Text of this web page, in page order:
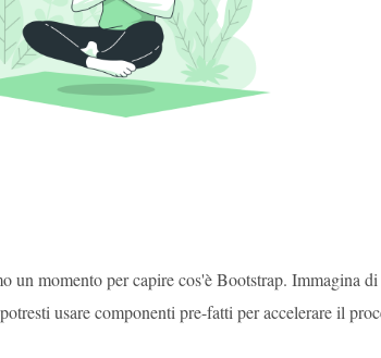
momento per capire cos'è Bootstrap. Immagina
usare componenti pre-fatti per accelerare il